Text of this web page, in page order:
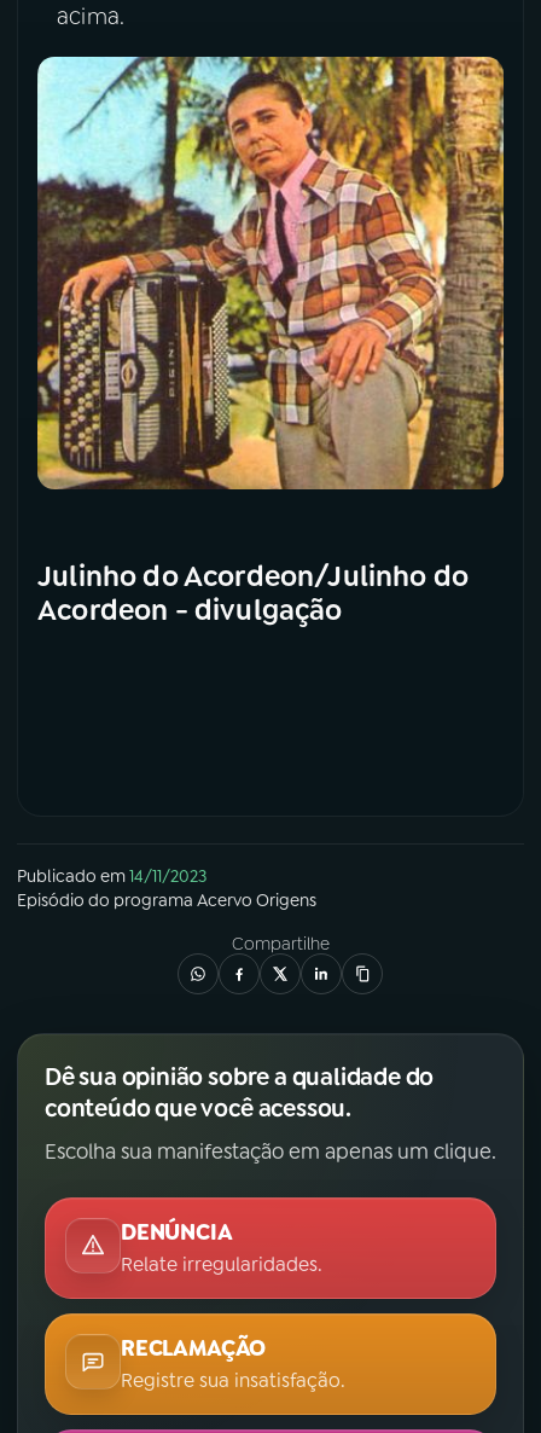
Instagram
TikTok
acima.
Julinho do Acordeon/Julinho do
Acordeon - divulgação
Publicado em14/11/2023
Episódio do programa Acervo Origens
Compartilhe
Dê sua opinião sobre a qualidade do
conteúdo que você acessou.
Escolha sua manifestação em apenas um clique.
DENÚNCIA
Relate irregularidades.
RECLAMAÇÃO
Registre sua insatisfação.